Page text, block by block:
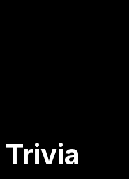
Trivia